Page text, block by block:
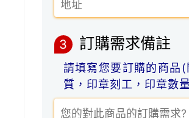
3 訂購需求備註
請填寫您要訂購的商品
質，印章刻工，印章數